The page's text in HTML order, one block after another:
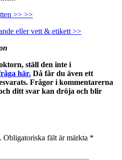
>> >>
eller vett & etikett >>
ställ den inte i
här. Då får du även ett
Frågor i kommentarerna
ditt svar kan dröja och blir
Obligatoriska fält är märkta *